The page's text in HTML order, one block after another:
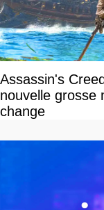
Assassin's
nouvelle grosse
change